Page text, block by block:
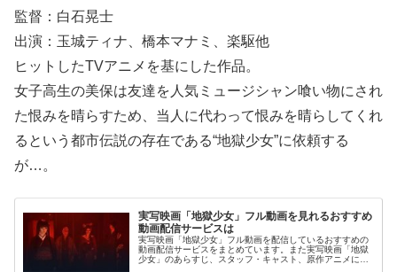
監督：白石晃士
出演：玉城ティナ、橋本マナミ、楽駆他
ヒットしたTVアニメを基にした作品。
女子高生の美保は友達を人気ミュージシャン喰い物にされ
た恨みを晴らすため、当人に代わって恨みを晴らしてくれ
るという都市伝説の存在である“地獄少女”に依頼する
が…。
実写映画「地獄少女」フル動画を見れるおすすめ
動画配信サービスは
実写映画「地獄少女」フル動画を配信しているおすすめの
動画配信サービスをまとめています。また実写映画「地獄
少女」のあらすじ、スタッフ・キャスト、原作アニメにつ